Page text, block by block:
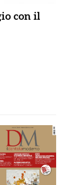
con il